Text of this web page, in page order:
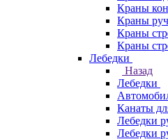
Краны
Краны
Краны
Краны
Лебедки
Назад
Лебедки
Канаты
Лебедки
Лебедки